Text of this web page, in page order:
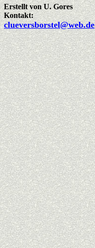
Erstellt vonU. Gores
Kontakt:
clueversborstel@web.de